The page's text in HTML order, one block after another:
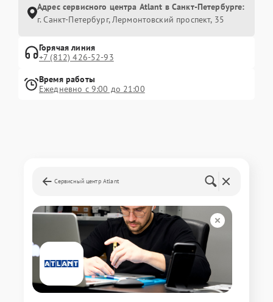
Адрес сервисного центра Atlant в Санкт-Петербурге:
г. Санкт-Петербург, Лермонтовский проспект, 35
Горячая линия
+7 (812) 426-52-93
Время работы
Ежедневно с 9:00 до 21:00
Сервисный центр Atlant